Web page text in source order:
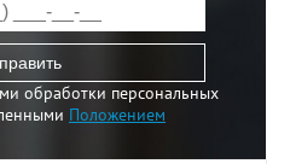
обработки персональных
Положением